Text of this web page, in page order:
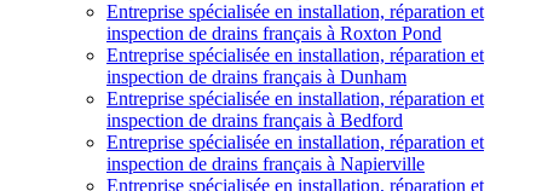
Entreprise spécialisée en installation, réparation et
inspection de drains français à Roxton Pond
Entreprise spécialisée en installation, réparation et
inspection de drains français à Dunham
Entreprise spécialisée en installation, réparation et
inspection de drains français à Bedford
Entreprise spécialisée en installation, réparation et
inspection de drains français à Napierville
Entreprise spécialisée en installation, réparation et